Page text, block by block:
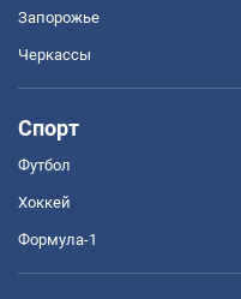
Запорожье
Черкассы
Спорт
Футбол
Хоккей
Формула-1